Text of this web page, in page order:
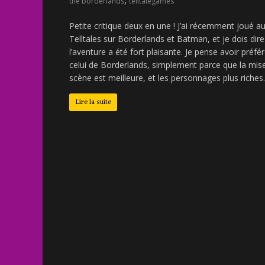
Petite critique deux en une ! J’ai récemment joué
Telltales sur Borderlands et Batman, et je dois
l’aventure a été fort plaisante. Je pense avoir
celui de Borderlands, simplement parce que la
scène est meilleure, et les personnages plus riches.
Lire la suite